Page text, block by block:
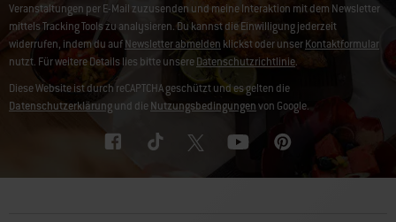
Veranstaltungen per E-Mail zuzusenden und meine Interaktion mit dem Newsletter
mittels Tracking Tools zu analysieren. Du kannst die Einwilligung jederzeit
widerrufen, indem du aufNewsletter abmelden klickst oder unserKontaktformular
nutzt. Für weitere Details lies bitte unsereDatenschutzrichtlinie.
Diese Website ist durch reCAPTCHA geschützt und es gelten die
Datenschutzerklärungund dieNutzungsbedingungenvon Google.